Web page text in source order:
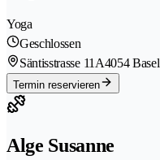
Yoga
Geschlossen
Säntisstrasse 11A4054 Basel
Termin reservieren
Alge Susanne